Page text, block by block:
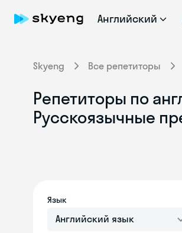
Английский
Skyeng Все репетиторы
Репетиторы по
Русскоязычные
Язык
Английский язык